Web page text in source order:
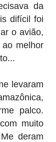
da
difícil foi
o avião,
melhor
levaram
palco.
muito
deram